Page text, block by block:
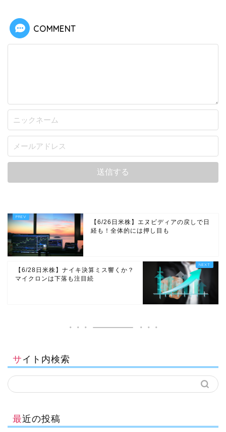
COMMENT
【6/26日米株】エヌビディアの戻しで日
経も！全体的には押し目も
【6/28日米株】ナイキ決算ミス響くか？
マイクロンは下落も注目続
サイト内検索
最近の投稿